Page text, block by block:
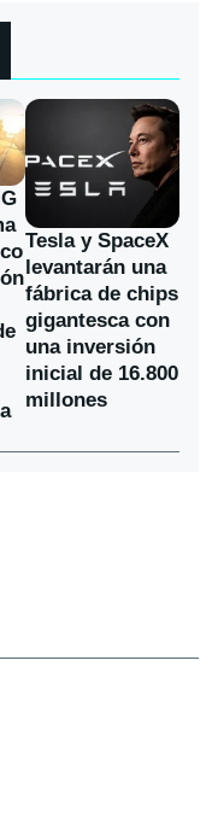
Tesla y SpaceX
levantarán una
fábrica de chips
gigantesca con
una inversión
inicial de 16.800
millones